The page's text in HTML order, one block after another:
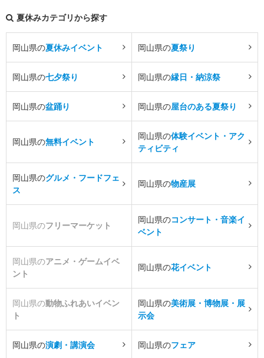
夏休みカテゴリから探す
岡山県の夏休みイベント 岡山県の夏祭り
岡山県の七夕祭り 岡山県の縁日・納涼祭
岡山県の盆踊り 岡山県の屋台のある夏祭り
岡山県の無料イベント
岡山県の体験イベント・アク
ティビティ
岡山県のグルメ・フードフェ
ス
岡山県の物産展
岡山県のフリーマーケット
岡山県のコンサート・音楽イ
ベント
岡山県のアニメ・ゲームイベ
ント
岡山県の花イベント
岡山県の動物ふれあいイベン
ト
岡山県の美術展・博物展・展
示会
岡山県の演劇・講演会 岡山県のフェア